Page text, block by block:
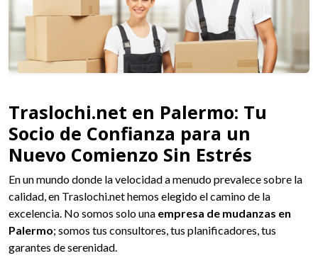
Traslochi.net en Palermo: Tu
Socio de Confianza para un
Nuevo Comienzo Sin Estrés
En un mundo donde la velocidad a menudo prevalece sobre la
calidad, en Traslochi.net hemos elegido el camino de la
excelencia. No somos solo una empresa de mudanzas en
Palermo; somos tus consultores, tus planificadores, tus
garantes de serenidad.